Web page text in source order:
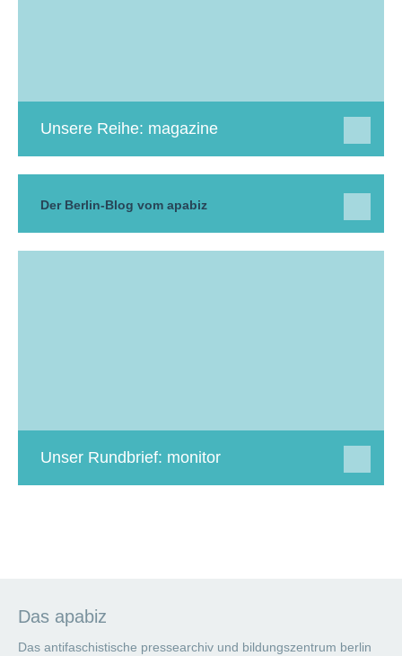
Unsere Reihe: magazine
Der Berlin-Blog vom apabiz
Unser Rundbrief: monitor
Das apabiz
Das antifaschistische pressearchiv und bildungszentrum berlin